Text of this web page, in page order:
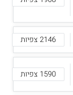
2146 צפיות
1590 צפיות